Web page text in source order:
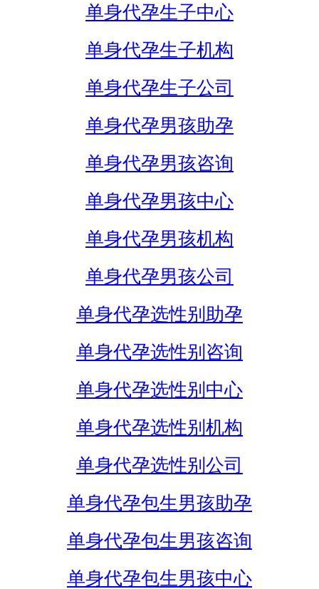
单身代孕生子中心
单身代孕生子机构
单身代孕生子公司
单身代孕男孩助孕
单身代孕男孩咨询
单身代孕男孩中心
单身代孕男孩机构
单身代孕男孩公司
单身代孕选性别助孕
单身代孕选性别咨询
单身代孕选性别中心
单身代孕选性别机构
单身代孕选性别公司
单身代孕包生男孩助孕
单身代孕包生男孩咨询
单身代孕包生男孩中心